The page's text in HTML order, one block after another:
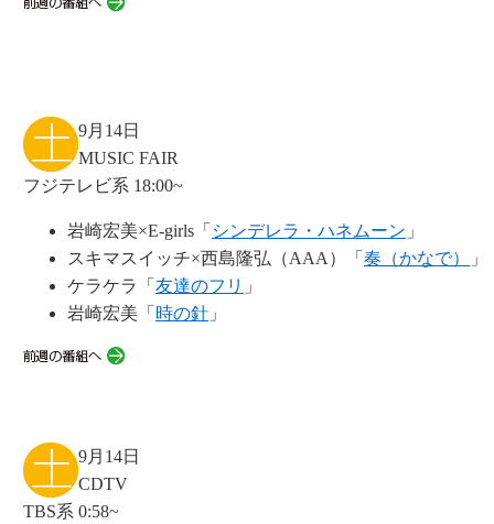
9月14日
MUSIC FAIR
フジテレビ系 18:00~
岩崎宏美×E-girls「 シンデレラ・ハネムーン 」
スキマスイッチ×西島隆弘（AAA）「 奏（かなで）
」
ケラケラ「 友達のフリ 」
岩崎宏美「 時の針 」
9月14日
CDTV
TBS系 0:58~